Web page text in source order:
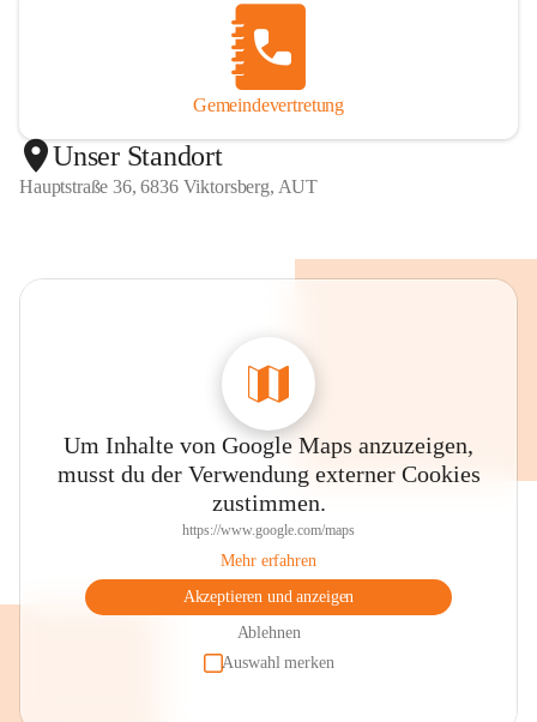
Gemeindevertretung
Unser Standort
Hauptstraße 36, 6836 Viktorsberg, AUT
Um Inhalte von Google Maps anzuzeigen,
musst du der Verwendung externer Cookies
zustimmen.
https://www.google.com/maps
Mehr erfahren
Akzeptieren und anzeigen
Ablehnen
Auswahl merken